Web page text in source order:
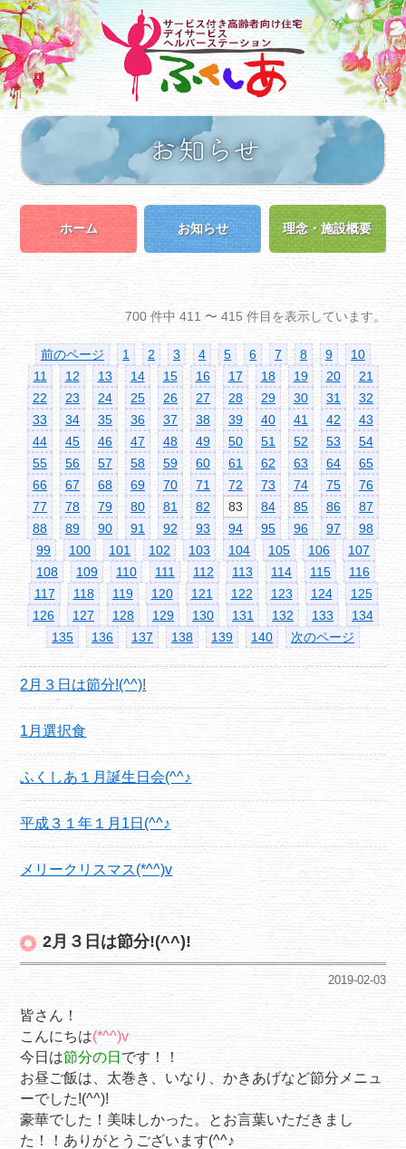
ホーム お知らせ 理念・施設概要
700 件中 411 〜 415 件目を表示しています。
前のページ 1 2 3 4 5 6 7 8 9
10
11
12 13 14 15 16 17 18 19 20
21
22
23 24 25 26 27 28 29 30 31
32
33
34 35 36 37 38 39 40 41 42
43
44
45 46 47 48 49 50 51 52 53
54
55
56 57 58 59 60 61 62 63 64
65
66
67 68 69 70 71 72 73 74 75
76
77
78 79 80 81 82 83 84 85 86
87
88
89 90 91 92 93 94 95 96 97
98
99
100 101 102 103 104 105 106
107
108
109 110 111 112 113 114 115
116
117
118 119 120 121 122 123 124
125
126
127 128 129 130 131 132 133
134
135
136 137 138 139 140 次のページ
2月３日は節分!(^^)!
1月選択食
ふくしあ１月誕生日会(^^♪
平成３１年１月1日(^^♪
メリークリスマス(*^^)v
2月３日は節分!(^^)!
2019-02-03
皆さん！
こんにちは(*^^)v
今日は節分の日 です！！
お昼ご飯は、太巻き、いなり、かきあげなど節分メニュ
ーでした!(^^)!
豪華でした！美味しかった。とお言葉いただきまし
た！！ありがとうございます(^^♪